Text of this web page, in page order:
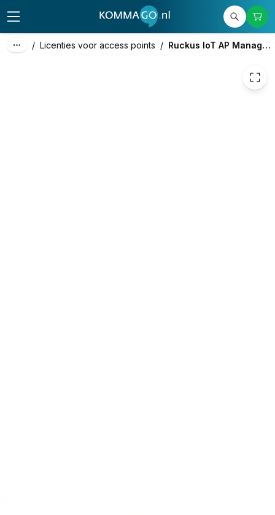
/ Licenties voor access points / Ruckus IoT AP Managementlicentie
excl. btw